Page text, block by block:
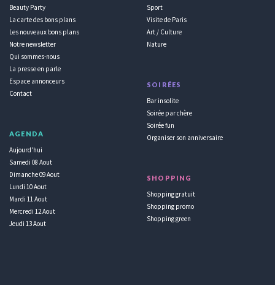
Beauty Party
La carte des bons plans
Les nouveaux bons plans
Notre newsletter
Qui sommes-nous
La presse en parle
Espace annonceurs
Contact
AGENDA
Aujourd'hui
Samedi 08 Aout
Dimanche 09 Aout
Lundi 10 Aout
Mardi 11 Aout
Mercredi 12 Aout
Jeudi 13 Aout
Sport
Visite de Paris
Art / Culture
Nature
SOIRÉES
Bar insolite
Soirée par chère
Soirée fun
Organiser son anniversaire
SHOPPING
Shopping gratuit
Shopping promo
Shopping green